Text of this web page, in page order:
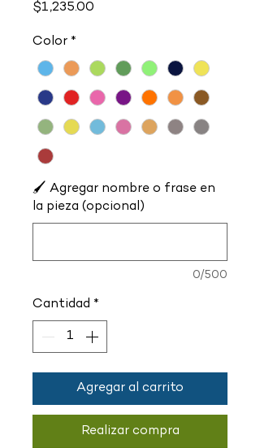
$1,235.00
Color *
🖌️ Agregar nombre o frase en
la pieza (opcional)
0/500
Cantidad *
Agregar al carrito
Realizar compra